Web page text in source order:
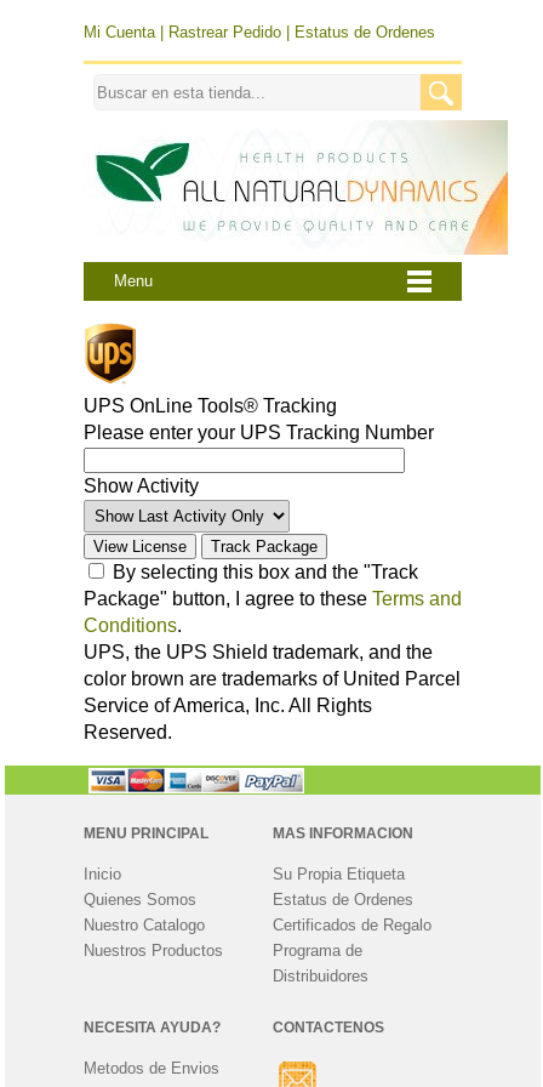
Mi Cuenta| Rastrear Pedido Estatus de Ordenes
Menu
UPS OnLine Tools® Tracking
Please enter your UPS Tracking Number
Show Activity
By selecting this box and the "Track
Package" button, I agree to these Terms and
Conditions.
UPS, the UPS Shield trademark, and the
color brown are trademarks of United Parcel
Service of America, Inc. All Rights
Reserved.
MENU PRINCIPAL
Inicio
Quienes Somos
Nuestro Catalogo
Nuestros Productos
MAS INFORMACION
Su Propia Etiqueta
Estatus de Ordenes
Certificados de Regalo
Programa de
Distribuidores
NECESITA AYUDA?
Metodos de Envios
CONTACTENOS